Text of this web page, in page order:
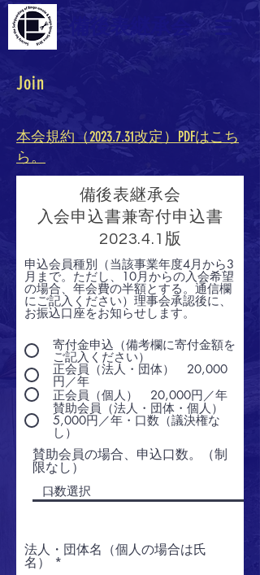
備後表継承会
Join
本会規約（2023.7.31改定）PDFはこち
ら。
備後表継承会
入会申込書兼寄付申込書
2023.4.1版
申込会員種別（当該事業年度4月から3
月まで。ただし、10月からの入会希望
の場合、年会費の半額とする。通信欄
にご記入ください）理事会承認後に、
お振込口座をお知らせします。
寄付金申込（備考欄に寄付金額を
ご記入ください）
正会員（法人・団体） 20,000
円／年
正会員（個人） 20,000円／年
賛助会員（法人・団体・個人）
5,000円／年・口数（議決権な
し）
賛助会員の場合、申込口数。（制
限なし）
法人・団体名（個人の場合は氏
名）